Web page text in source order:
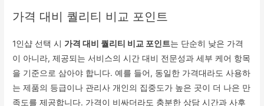
가격 대비 퀄리티 비교 포인트
1인샵 선택 시 가격 대비 퀄리티 비교 포인트는 단순히 낮은 가격
이 아니라, 제공되는 서비스의 시간 대비 전문성과 세부 케어 항목
을 기준으로 삼아야 합니다. 예를 들어, 동일한 가격대라도 사용하
는 제품의 등급이나 관리사 개인의 집중도가 높은 곳이 더 나은 만
족도를 제공합니다. 가격이 비싸더라도 충분한 상담 시간과 사후